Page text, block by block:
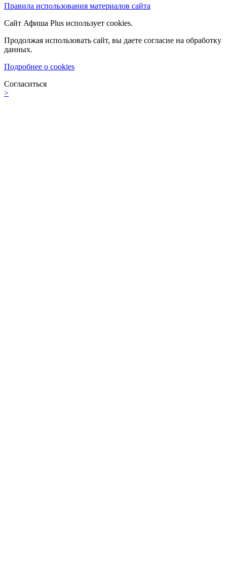
Правила использования материалов сайта
Сайт Афиша Plus использует cookies.
Продолжая использовать сайт, вы даете согласие на обработку
данных.
Подробнее о cookies
Согласиться
>